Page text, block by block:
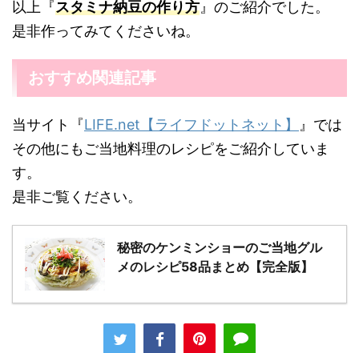
以上『スタミナ納豆の作り方 』のご紹介でした。
是非作ってみてくださいね。
おすすめ関連記事
当サイト『LIFE.net【ライフドットネット】
』では
その他にもご当地料理のレシピをご紹介していま
す。
是非ご覧ください。
秘密のケンミンショーのご当地グル
メのレシピ58品まとめ【完全版】